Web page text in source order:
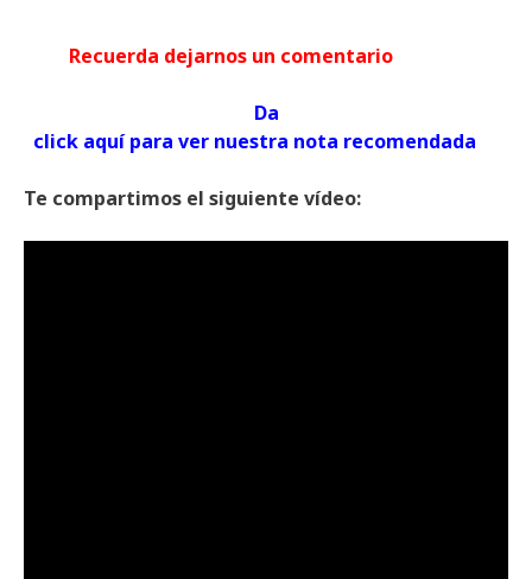
Recuerda dejarnos un comentario
Da
click aquí para ver nuestra nota recomendada
Te compartimos el siguiente vídeo: